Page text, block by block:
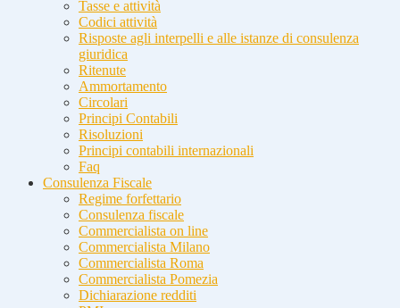
Tasse e attività
Codici attività
Risposte agli interpelli e alle istanze di consulenza
giuridica
Ritenute
Ammortamento
Circolari
Principi Contabili
Risoluzioni
Principi contabili internazionali
Faq
Consulenza Fiscale
Regime forfettario
Consulenza fiscale
Commercialista on line
Commercialista Milano
Commercialista Roma
Commercialista Pomezia
Dichiarazione redditi